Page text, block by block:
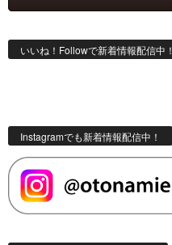
いいね！Followで新着情報配信中！
Instagramでも新着情報配信中！